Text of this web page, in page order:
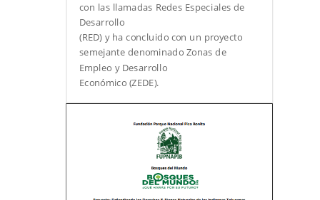
con las llamadas Redes Especiales de
Desarrollo
(RED) y ha concluido con un proyecto
semejante denominado Zonas de
Empleo y Desarrollo
Económico (ZEDE).